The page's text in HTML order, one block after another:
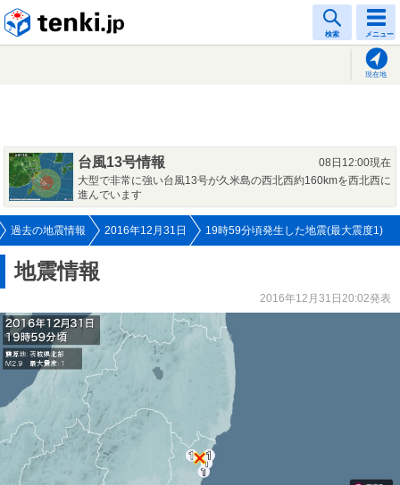
検索 メニュー
現在地
台風13号情報
08日12:00現在
大型で非常に強い台風13号が久米島の西北西約160kmを西北西に
進んでいます
過去の地震情報 2016年12月31日 19時59分頃発生した地震(最大震度1)
地震情報
2016年12月31日20:02発表